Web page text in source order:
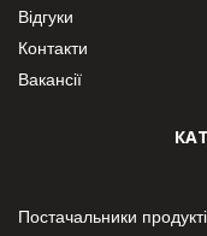
Відгуки
Контакти
Вакансії
Постачальники